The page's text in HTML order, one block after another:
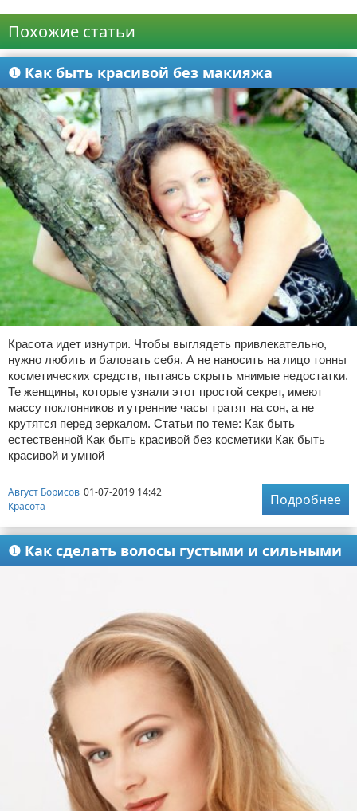
Похожие статьи
❶ Как быть красивой без макияжа
Красота идет изнутри. Чтобы выглядеть привлекательно,
нужно любить и баловать себя. А не наносить на лицо тонны
косметических средств, пытаясь скрыть мнимые недостатки.
Те женщины, которые узнали этот простой секрет, имеют
массу поклонников и утренние часы тратят на сон, а не
крутятся перед зеркалом. Статьи по теме: Как быть
естественной Как быть красивой без косметики Как быть
красивой и умной
Август Борисов 01-07-2019 14:42
Красота
Подробнее
❶ Как сделать волосы густыми и сильными